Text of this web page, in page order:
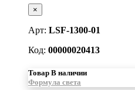
×
Арт: LSF-1300-01
Код: 00000020413
Товар В наличии
Формула света